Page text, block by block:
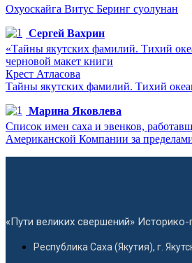
Охуоскайга Витус Беринг суолунан
Сергей Вахрин
«Тайны якутских фамилий. Тихий
черновой макет книги
Крест Атласова
Тайны якутских фамилий. Тихий
Марина Яковлева
Список имен саха и эвенков,
Американской Компании за
«Пути великих свершений»
Республика Саха (Якутия), г.